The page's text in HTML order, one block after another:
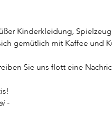
Kinderkleidung,
gemütlich mit Kaffee und
Sie uns flott eine
-